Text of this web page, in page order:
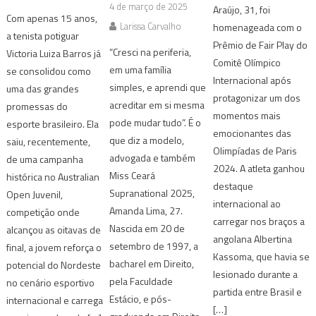
Com apenas 15 anos,
a tenista potiguar
Victoria Luiza Barros já
se consolidou como
uma das grandes
promessas do
esporte brasileiro. Ela
saiu, recentemente,
de uma campanha
histórica no Australian
Open Juvenil,
competição onde
alcançou as oitavas de
final, a jovem reforça o
potencial do Nordeste
no cenário esportivo
internacional e carrega
4 de março de 2025
Larissa Carvalho
“Cresci na periferia,
em uma família
simples, e aprendi que
acreditar em si mesma
pode mudar tudo”. É o
que diz a modelo,
advogada e também
Miss Ceará
Supranational 2025,
Amanda Lima, 27.
Nascida em 20 de
setembro de 1997, a
bacharel em Direito,
pela Faculdade
Estácio, e pós-
Araújo, 31, foi
homenageada com o
Prêmio de Fair Play do
Comitê Olímpico
Internacional após
protagonizar um dos
momentos mais
emocionantes das
Olimpíadas de Paris
2024. A atleta ganhou
destaque
internacional ao
carregar nos braços a
angolana Albertina
Kassoma, que havia se
lesionado durante a
partida entre Brasil e
[…]